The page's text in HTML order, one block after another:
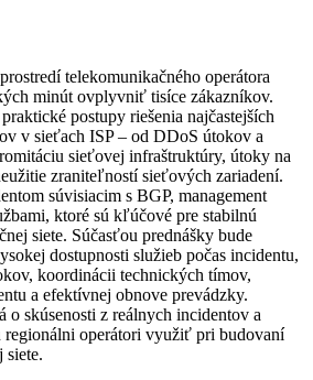
telekomunikačného operátora
minút ovplyvniť tisíce zákazníkov.
postupy riešenia najčastejších
v sieťach ISP – od DDoS útokov a
sieťovej infraštruktúry, útoky na
zraniteľností sieťových zariadení.
súvisiacim s BGP, management
ktoré sú kľúčové pre stabilnú
siete. Súčasťou prednášky bude
dostupnosti služieb počas incidentu,
koordinácii technických tímov,
a efektívnej obnove prevádzky.
o skúsenosti z reálnych incidentov a
regionálni operátori využiť pri budovaní
siete.